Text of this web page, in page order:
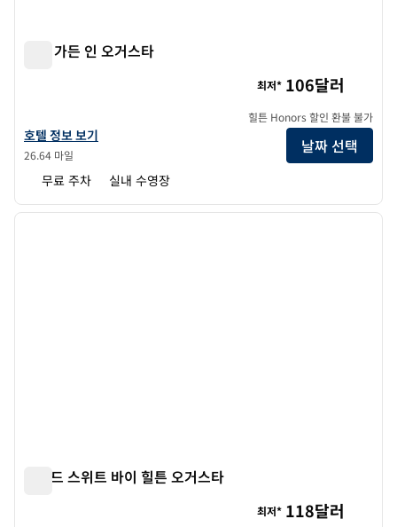
힐튼 가든 인 오거스타
힐튼 가든 인 오거스타의 호텔 정보 보기
호텔 정보 보기
26.64 마일
최저* 106달러
힐튼 Honors 할인 환불 불가
날짜 선택
무료 주차 실내 수영장
1/12
1/12
이전 이미지 다음
홈우드 스위트 바이 힐튼 오거스타
최저* 118달러